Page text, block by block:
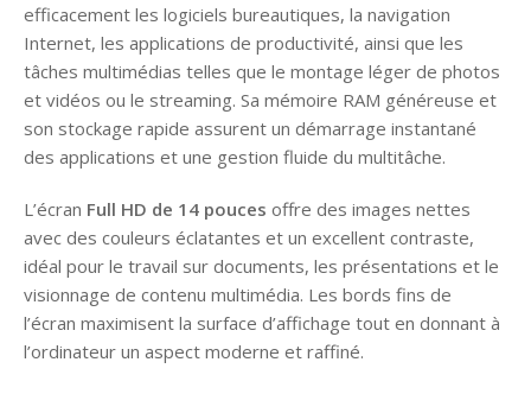
efficacement les logiciels bureautiques, la navigation
Internet, les applications de productivité, ainsi que les
tâches multimédias telles que le montage léger de photos
et vidéos ou le streaming. Sa mémoire RAM généreuse et
son stockage rapide assurent un démarrage instantané
des applications et une gestion fluide du multitâche.
L’écran Full HD de 14 pouces offre des images nettes
avec des couleurs éclatantes et un excellent contraste,
idéal pour le travail sur documents, les présentations et le
visionnage de contenu multimédia. Les bords fins de
l’écran maximisent la surface d’affichage tout en donnant à
l’ordinateur un aspect moderne et raffiné.